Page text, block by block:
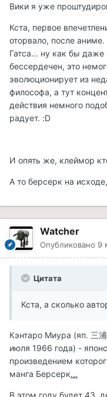
Вики я уже
Кста, первое
оторвало, после
Гатса... ну как бы даже
бессердечен, это
эволюционирует из
философа, а тут
действия немного
радует. :D
И опять же, клеймор
А то берсерк на
Watcher
Опубликовано 9
Цитата
Кста, а сколько
Кэнтаро Миура (яп. 三
июля 1966 года) -
произведением
манга Берсерк...
В этом году будет 43,